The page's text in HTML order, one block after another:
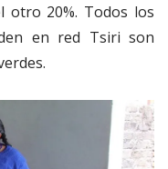
otro 20%. Todos los
en red Tsiri son